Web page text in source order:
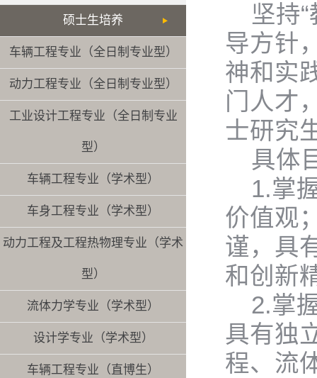
硕士生培养
车辆工程专业（全日制专业型）
动力工程专业（全日制专业型）
工业设计工程专业（全日制专业
型）
车辆工程专业（学术型）
车身工程专业（学术型）
动力工程及工程热物理专业（学术
型）
流体力学专业（学术型）
设计学专业（学术型）
车辆工程专业（直博生）
坚持
导方针
神和实
门人才
士研究
具体
1.掌
价值观
谨，具
和创新
2.掌
具有独
程、流